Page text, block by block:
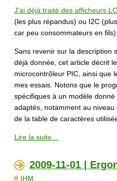
J’ai déjà traité des afficheurs
(les plus répandus) ou I2C
car peu consommateurs en fils).
Sans revenir sur la description
déjà donnée, cet article décrit
microcontrôleur PIC, ainsi que
mes essais. Notons que le
spécifiques à un modèle
adaptés, notamment au
de la table de caractères
Lire la suite…
2009-11-01 |
IHM